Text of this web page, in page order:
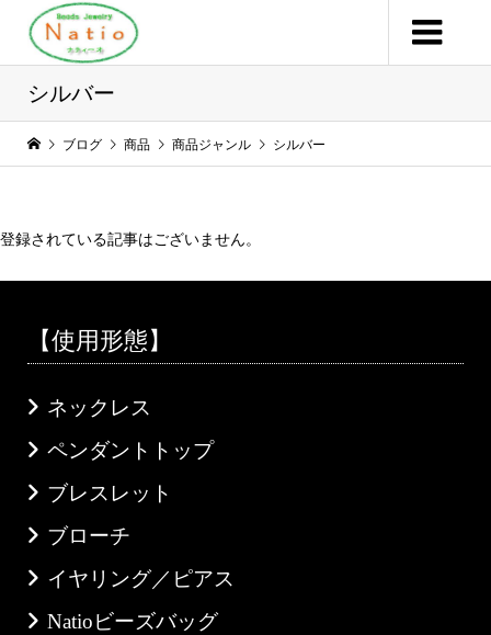
シルバー
ブログ 商品 商品ジャンル シルバー
登録されている記事はございません。
【使用形態】
ネックレス
ペンダントトップ
ブレスレット
ブローチ
イヤリング／ピアス
Natioビーズバッグ